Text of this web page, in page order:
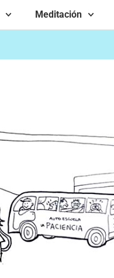
Meditación